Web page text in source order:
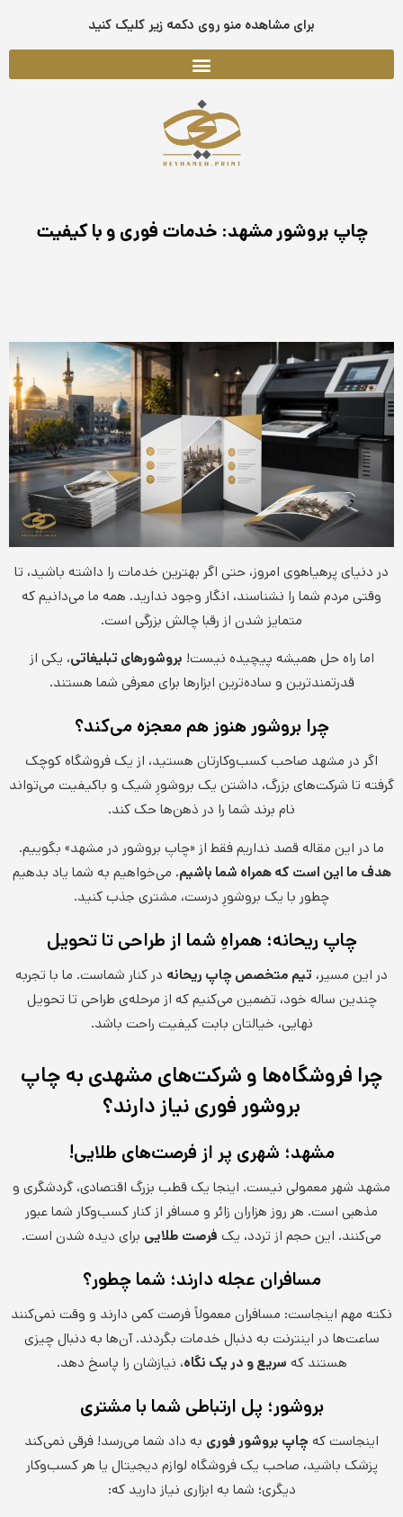
برای مشاهده منو روی دکمه زیر کلیک کنید
چاپ بروشور مشهد: خدمات فوری و با کیفیت
در دنیای پرهیاهوی امروز، حتی اگر بهترین خدمات را داشته باشید، تا
وقتی مردم شما را نشناسند، انگار وجود ندارید. همه ما می‌دانیم که
متمایز شدن از رقبا چالش بزرگی است.
اما راه حل همیشه پیچیده نیست! بروشورهای تبلیغاتی، یکی از
قدرتمندترین و ساده‌ترین ابزارها برای معرفی شما هستند.
چرا بروشور هنوز هم معجزه می‌کند؟
اگر در مشهد صاحب کسب‌وکارتان هستید، از یک فروشگاه کوچک
گرفته تا شرکت‌های بزرگ، داشتن یک بروشورِ شیک و باکیفیت می‌تواند
نام برند شما را در ذهن‌ها حک کند.
ما در این مقاله قصد نداریم فقط از «چاپ بروشور در مشهد» بگوییم.
هدف ما این است که همراه شما باشیم. می‌خواهیم به شما یاد بدهیم
چطور با یک بروشورِ درست، مشتری جذب کنید.
چاپ ریحانه؛ همراهِ شما از طراحی تا تحویل
در این مسیر، تیم متخصص چاپ ریحانه در کنار شماست. ما با تجربه
چندین ساله خود، تضمین می‌کنیم که از مرحله‌ی طراحی تا تحویل
نهایی، خیالتان بابت کیفیت راحت باشد.
چرا فروشگاه‌ها و شرکت‌های مشهدی به چاپ
بروشور فوری نیاز دارند؟
مشهد؛ شهری پر از فرصت‌های طلایی!
مشهد شهر معمولی نیست. اینجا یک قطب بزرگ اقتصادی، گردشگری و
مذهبی است. هر روز هزاران زائر و مسافر از کنار کسب‌وکار شما عبور
می‌کنند. این حجم از تردد، یک فرصت طلایی برای دیده شدن است.
مسافران عجله دارند؛ شما چطور؟
نکته مهم اینجاست: مسافران معمولاً فرصت کمی دارند و وقت نمی‌کنند
ساعت‌ها در اینترنت به دنبال خدمات بگردند. آن‌ها به دنبال چیزی
هستند که سریع و در یک نگاه، نیازشان را پاسخ دهد.
بروشور؛ پل ارتباطی شما با مشتری
اینجاست کهچاپ بروشور فوری به داد شما می‌رسد! فرقی نمی‌کند
پزشک باشید، صاحب یک فروشگاه لوازم دیجیتال یا هر کسب‌وکار
دیگری؛ شما به ابزاری نیاز دارید که: